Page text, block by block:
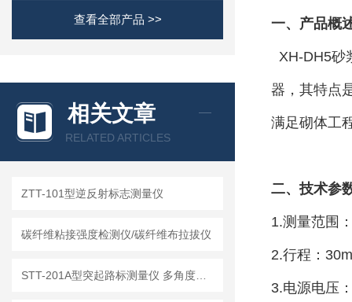
查看全部产品 >>
相关文章
RELATED ARTICLES
ZTT-101型逆反射标志测量仪
碳纤维粘接强度检测仪/碳纤维布拉拔仪
一、产品概
XH-DH5砂
器，其特点
满足砌体工
二、技术参
1.测量范围
2.行程：
3.电源电压